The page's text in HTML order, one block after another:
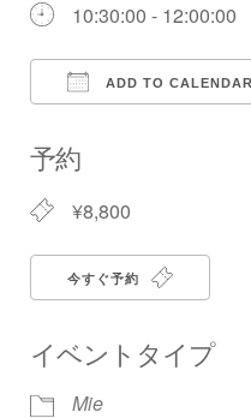
10:30:00 - 12:00:00
ADD TO CALENDAR
予約
¥8,800
今すぐ予約
イベントタイプ
Mie